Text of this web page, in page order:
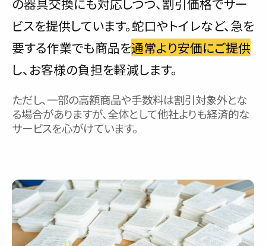
の器具交換にも対応しつつ、割引価格でサー
ビスを提供しています。蛇口やトイレなど、急を
要する作業でも商品を通常より安価にご提供
し、お客様の負担を軽減します。
ただし、一部の高額商品や手数料は割引対象外とな
る場合がありますが、全体として他社よりも経済的な
サービスを心がけています。